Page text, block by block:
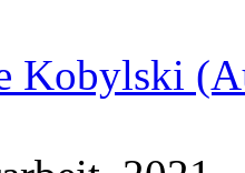
Kobylski